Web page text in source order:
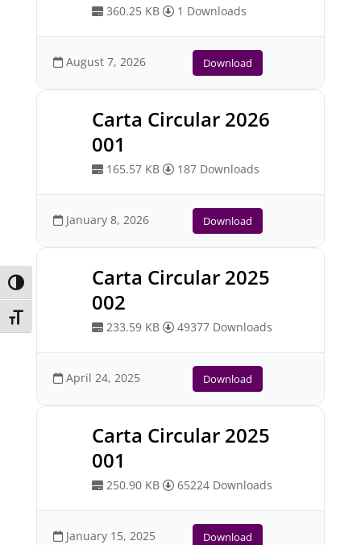
Toggle High Contrast
Toggle Font size
360.25 KB 1 Downloads
August 7, 2026 Download
Carta Circular 2026
001
165.57 KB 187 Downloads
January 8, 2026 Download
Carta Circular 2025
002
233.59 KB 49377 Downloads
April 24, 2025 Download
Carta Circular 2025
001
250.90 KB 65224 Downloads
January 15, 2025 Download